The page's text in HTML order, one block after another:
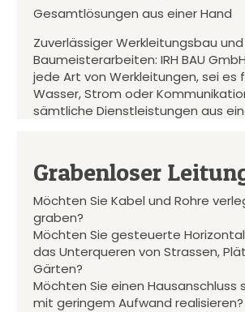
Gesamtlösungen aus einer Hand
Zuverlässiger Werkleitungsbau und
Baumeisterarbeiten: IRH BAU
jede Art von Werkleitungen, sei es
Wasser, Strom oder
sämtliche Dienstleistungen aus
Grabenloser
Möchten Sie Kabel und Rohre
graben?
Möchten Sie gesteuerte
das Unterqueren von Strassen,
Gärten?
Möchten Sie einen Hausanschluss
mit geringem Aufwand realisieren?